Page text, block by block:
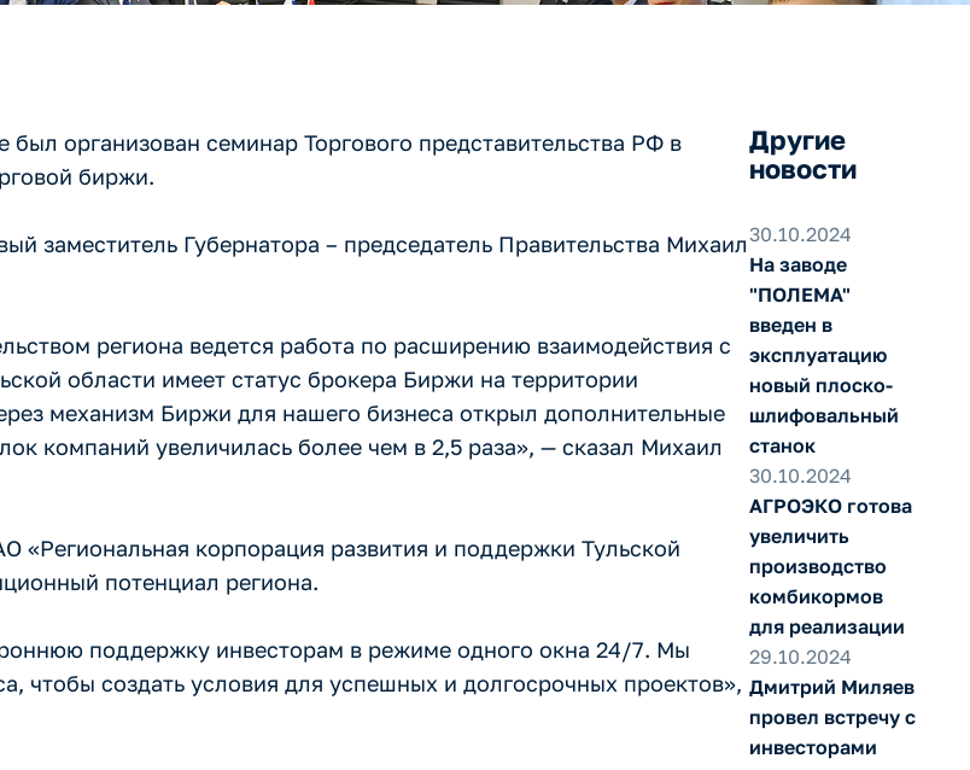
организован семинар Торгового представительства РФ в
биржи.
заместитель Губернатора – председатель Правительства Михаил
региона ведется работа по расширению взаимодействия с
области имеет статус брокера Биржи на территории
механизм Биржи для нашего бизнеса открыл дополнительные
компаний увеличилась более чем в 2,5 раза», — сказал Михаил
«Региональная корпорация развития и поддержки Тульской
потенциал региона.
поддержку инвесторам в режиме одного окна 24/7. Мы
чтобы создать условия для успешных и долгосрочных проектов»,
Другие
новости
30.10.2024
На заводе
"ПОЛЕМА"
введен в
эксплуатацию
новый плоско-
шлифовальный
станок
30.10.2024
АГРОЭКО готова
увеличить
производство
комбикормов
для реализации
29.10.2024
Дмитрий Миляев
провел встречу с
инвесторами